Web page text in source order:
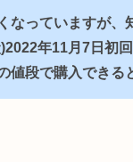
なっていますが、
年11月7日初
値段で購入できる